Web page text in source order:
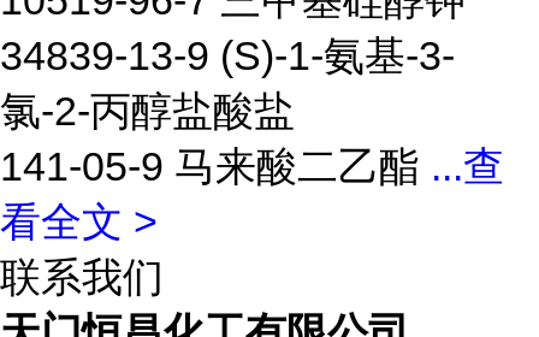
34839-13-9 (S)-1-氨基-3-
氯-2-丙醇盐酸盐
141-05-9 马来酸二乙酯 ...查
看全文 >
联系我们